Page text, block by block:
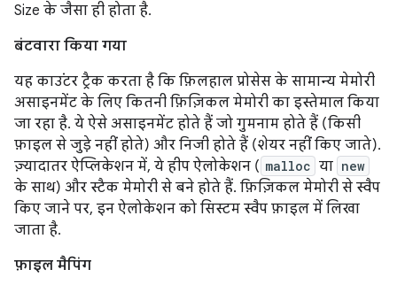
Size के जैसा ही होता है.
बंटवारा किया गया
यह काउंटर ट्रैक करता है कि फ़िलहाल प्रोसेस के सामान्य मेमोरी
असाइनमेंट के लिए कितनी फ़िज़िकल मेमोरी का इस्तेमाल किया
जा रहा है. ये ऐसे असाइनमेंट होते हैं जो गुमनाम होते हैं (किसी
फ़ाइल से जुड़े नहीं होते) और निजी होते हैं (शेयर नहीं किए जाते).
ज़्यादातर ऐप्लिकेशन में, ये हीप ऐलोकेशन ( malloc या new
के साथ) और स्टैक मेमोरी से बने होते हैं. फ़िज़िकल मेमोरी से स्वैप
किए जाने पर, इन ऐलोकेशन को सिस्टम स्वैप फ़ाइल में लिखा
जाता है.
फ़ाइल मैपिंग